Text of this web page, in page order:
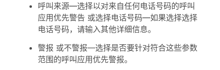
呼叫来源—选择以对来自任何电话号码的呼叫
应用优先警告 或选择电话号码—如果选择选择
电话号码，请输入其他详细信息。
警报 或不警报—选择是否要针对符合这些参数
范围的呼叫应用优先警报。